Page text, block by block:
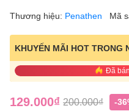
Thương hiệu: Penathen Mã
KHUYẾN MÃI HOT TRONG
Đã bán
129.000₫ 200.000₫
-